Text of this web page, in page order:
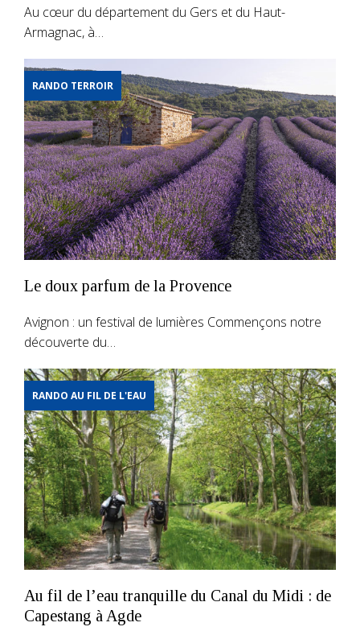
Au cœur du département du Gers et du Haut-
Armagnac, à…
RANDO TERROIR
Le doux parfum de la Provence
Avignon : un festival de lumières Commençons notre
découverte du…
RANDO AU FIL DE L'EAU
Au fil de l’eau tranquille du Canal du Midi : de
Capestang à Agde